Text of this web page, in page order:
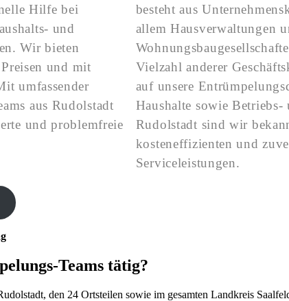
Hilfe bei
und
Wir bieten
und mit
umfassender
aus Rudolstadt
und problemfreie
besteht aus
allem Hausverwaltungen
Vielzahl anderer
auf unsere
Haushalte sowie Betriebs-
Rudolstadt sind wir
kosteneffizienten und
Serviceleistungen.
Teams tätig?
den 24 Ortsteilen sowie im gesamten Landkreis